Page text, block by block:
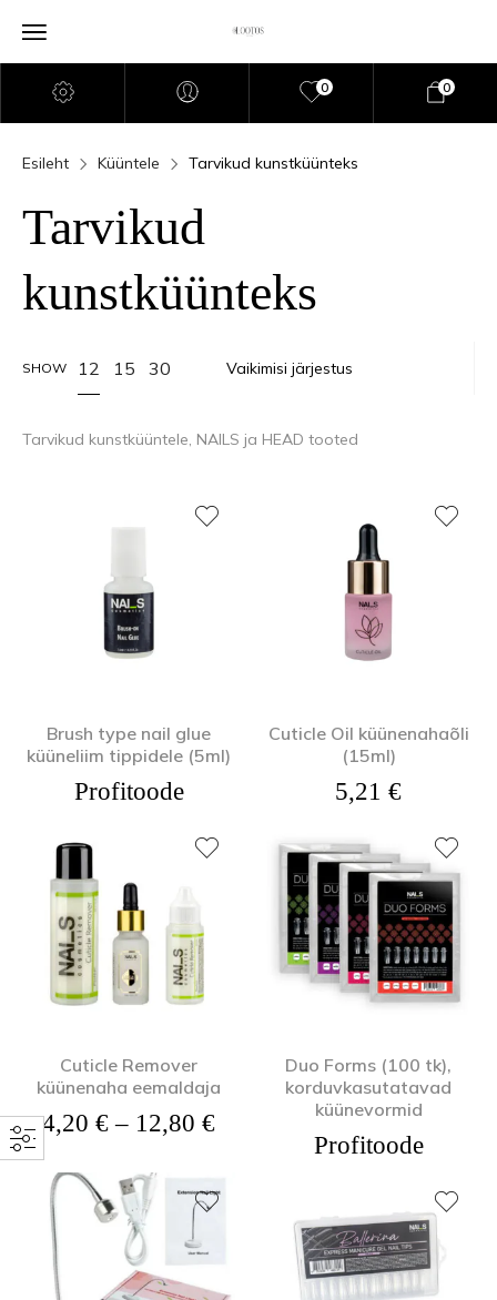
0 0
Esileht Küüntele Tarvikud kunstküünteks
Tarvikud
kunstküünteks
SHOW 12 15 30
Tarvikud kunstküüntele, NAILS ja HEAD tooted
Brush type nail glue
küüneliim tippidele (5ml)
Profitoode
Cuticle Oil küünenahaõli
(15ml)
5,21 €
Cuticle Remover
küünenaha eemaldaja
4,20 € – 12,80 €Hinnavahemik: 4,20 €
Duo Forms (100 tk),
korduvkasutatavad
küünevormid
Profitoode